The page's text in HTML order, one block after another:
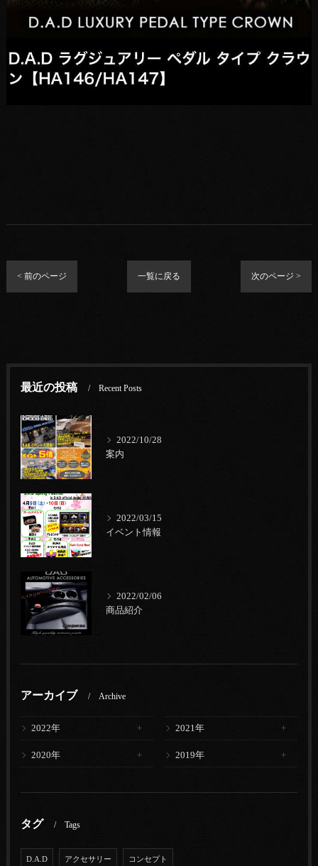
< 前のページ 一覧に戻る 次のページ >
最近の投稿 Recent Posts
2022/10/28
案内
2022/03/15
イベント情報
2022/02/06
商品紹介
アーカイブ Archive
2022年 2021年
2020年 2019年
タグ Tags
D.A.D アクセサリー コンセプト